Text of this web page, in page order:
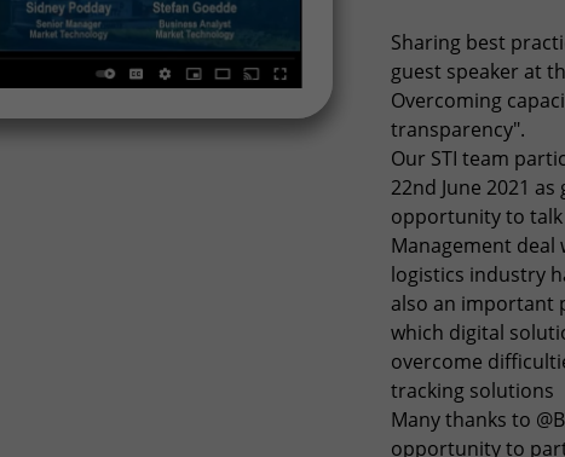
Sharing best
guest speaker at
Overcoming
transparency".
Our STI team
22nd June 2021
opportunity to talk
Management
logistics industry
also an important
which digital
overcome
tracking solutions
Many thanks to
opportunity to